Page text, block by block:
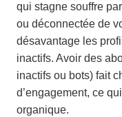
qui stagne souffre
ou déconnectée de
désavantage les
inactifs. Avoir des
inactifs ou bots) fait
d’engagement, ce
organique.